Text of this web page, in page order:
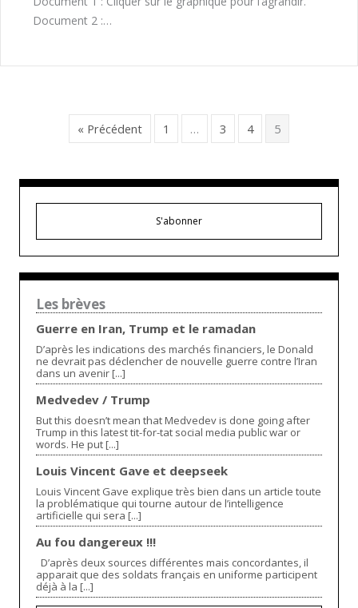
Document 2 :…
« Précédent 1 … 3 4 5
S'abonner
Les brèves
Guerre en Iran, Trump et le ramadan
D’après les indications des marchés financiers, le Donald
ne devrait pas déclencher de nouvelle guerre contre l’Iran
dans un avenir [...]
Medvedev / Trump
But this doesn’t mean that Medvedev is done going after
Trump in this latest tit-for-tat social media public war or
words. He put [...]
Louis Vincent Gave et deepseek
Louis Vincent Gave explique très bien dans un article toute
la problématique qui tourne autour de l’intelligence
artificielle qui sera [...]
Au fou dangereux !!!
D’après deux sources différentes mais concordantes, il
apparait que des soldats français en uniforme participent
déjà à la [...]